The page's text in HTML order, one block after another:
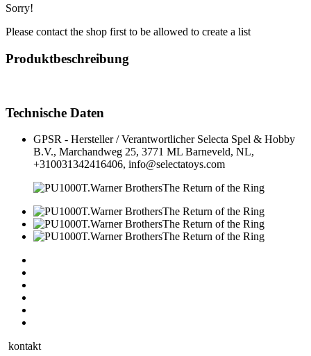
Sorry!
Please contact the shop first to be allowed to create a list
Produktbeschreibung
Technische Daten
GPSR - Hersteller / Verantwortlicher Selecta Spel & Hobby
B.V., Marchandweg 25, 3771 ML Barneveld, NL,
+310031342416406, info@selectatoys.com
kontakt